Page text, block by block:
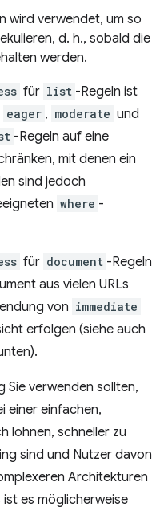
wird verwendet, um so
d. h., sobald die
werden.
für list -Regeln ist
eager , moderate und
-Regeln auf eine
mit denen ein
sind jedoch
where -
für document -Regeln
aus vielen URLs
von immediate
erfolgen (siehe auch
Sie verwenden sollten,
einer einfachen,
lohnen, schneller zu
sind und Nutzer davon
Architekturen
es möglicherweise